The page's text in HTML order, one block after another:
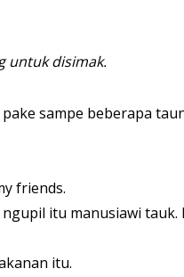
untuk disimak.
sampe beberapa
friends.
itu manusiawi tauk.
itu.